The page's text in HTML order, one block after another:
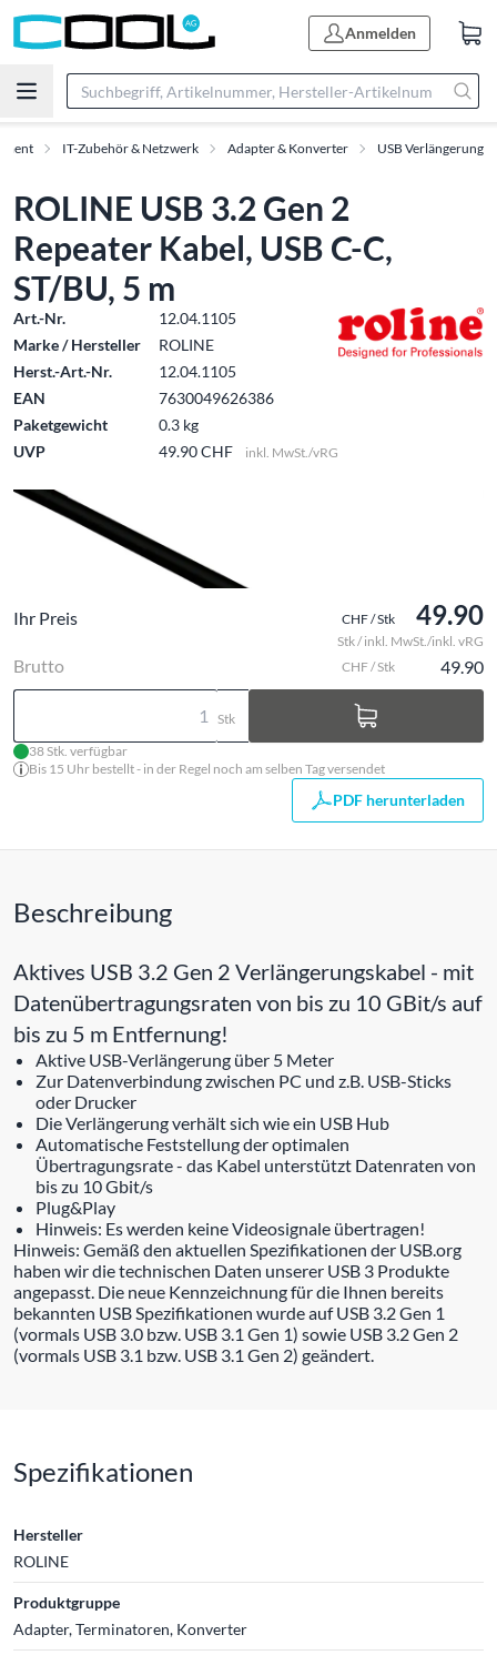
Anmelden
IT-Zubehör & Netzwerk Adapter & Konverter USB Verlängerung
ROLINE USB 3.2 Gen 2
Repeater Kabel, USB C-C,
ST/BU, 5 m
Art.-Nr.
12.04.1105
Marke / Hersteller
ROLINE
Herst.-Art.-Nr.
12.04.1105
EAN
7630049626386
Paketgewicht
0.3 kg
UVP
49.90 CHF inkl. MwSt./vRG
Ihr Preis CHF / Stk 49.90
Stk / inkl. MwSt./inkl. vRG
Brutto CHF / Stk 49.90
Stk
38 Stk. verfügbar
Bis 15 Uhr bestellt - in der Regel noch am selben Tag versendet
PDF herunterladen
Beschreibung
Aktives USB 3.2 Gen 2 Verlängerungskabel - mit
Datenübertragungsraten von bis zu 10 GBit/s auf
bis zu 5 m Entfernung!
Aktive USB-Verlängerung über 5 Meter
Zur Datenverbindung zwischen PC und z.B. USB-Sticks
oder Drucker
Die Verlängerung verhält sich wie ein USB Hub
Automatische Feststellung der optimalen
Übertragungsrate - das Kabel unterstützt Datenraten von
bis zu 10 Gbit/s
Plug&Play
Hinweis: Es werden keine Videosignale übertragen!
Hinweis: Gemäß den aktuellen Spezifikationen der USB.org
haben wir die technischen Daten unserer USB 3 Produkte
angepasst. Die neue Kennzeichnung für die Ihnen bereits
bekannten USB Spezifikationen wurde auf USB 3.2 Gen 1
(vormals USB 3.0 bzw. USB 3.1 Gen 1) sowie USB 3.2 Gen 2
(vormals USB 3.1 bzw. USB 3.1 Gen 2) geändert.
Spezifikationen
Hersteller
ROLINE
Produktgruppe
Adapter, Terminatoren, Konverter